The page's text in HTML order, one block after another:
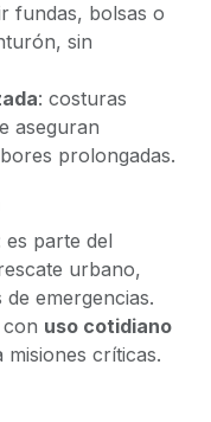
fundas, bolsas o
sin
: costuras
aseguran
prolongadas.
parte del
urbano,
emergencias.
con uso cotidiano
críticas.